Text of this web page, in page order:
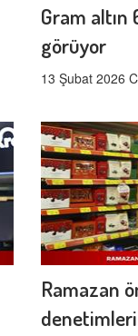
Gram
görüyor
13 Şubat 2026
Ramazan